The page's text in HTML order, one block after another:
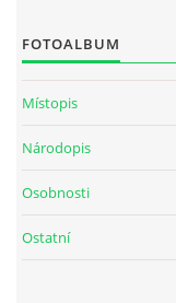
© 2026 eStránky.cz
FOTOALBUM
Místopis
Národopis
Osobnosti
Ostatní